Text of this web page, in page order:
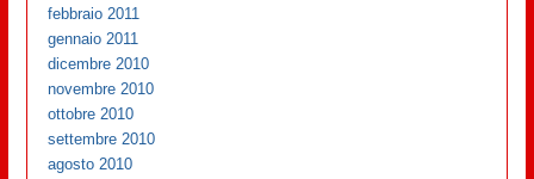
febbraio 2011
gennaio 2011
dicembre 2010
novembre 2010
ottobre 2010
settembre 2010
agosto 2010